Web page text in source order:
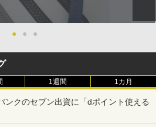
● ● ●
1週間 1カ月
ンクのセブン出資に「dポイント使える